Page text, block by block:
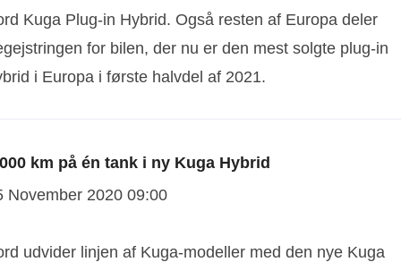
Kuga Plug-in Hybrid. Også resten af Europa deler
for bilen, der nu er den mest solgte plug-in
i Europa i første halvdel af 2021.
km på én tank i ny Kuga Hybrid
November 2020 09:00
udvider linjen af Kuga-modeller med den nye Kuga